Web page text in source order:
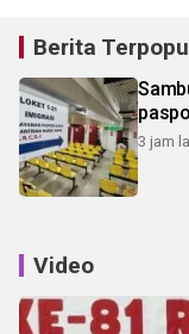
Berita
3 jam
Video